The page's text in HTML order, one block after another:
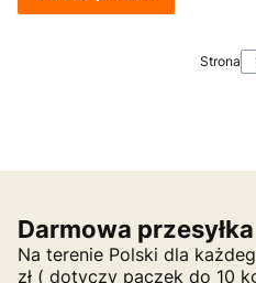
Strona
Darmowa przesyłka
Na terenie Polski dla
zł ( dotyczy paczek do 10